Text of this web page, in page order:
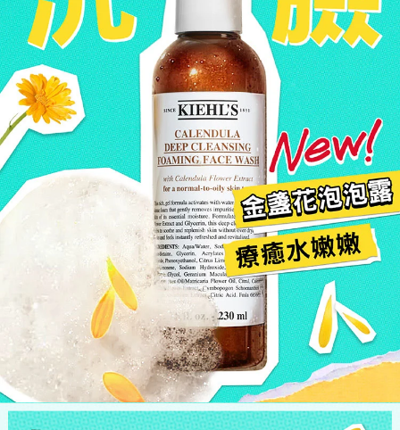
New!
金盞花泡泡露
療癒水嫩嫩
*消費者使用本產品1週後自我評估測試結果